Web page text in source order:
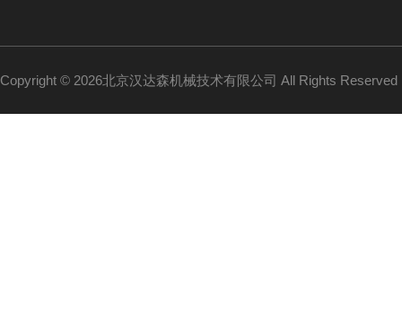
Copyright © 2026北京汉达森机械技术有限公司 All Rights